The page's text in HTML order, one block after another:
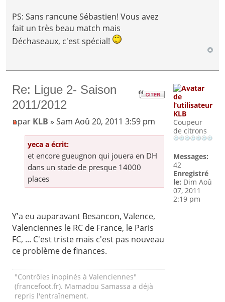
PS: Sans rancune Sébastien! Vous avez
fait un très beau match mais
Déchaseaux, c'est spécial!
Re: Ligue 2- Saison
2011/2012
par KLB » Sam Aoû 20, 2011 3:59 pm
yeca a écrit:
et encore gueugnon qui jouera en DH
dans un stade de presque 14000
places
Y'a eu auparavant Besancon, Valence,
Valenciennes le RC de France, le Paris
FC, ... C'est triste mais c'est pas nouveau
ce problème de finances.
"Contrôles inopinés à Valenciennes"
(francefoot.fr). Mamadou Samassa a déjà
repris l'entraînement.
KLB
Coupeur
de citrons
Messages:
42
Enregistré
le: Dim Aoû
07, 2011
2:19 pm